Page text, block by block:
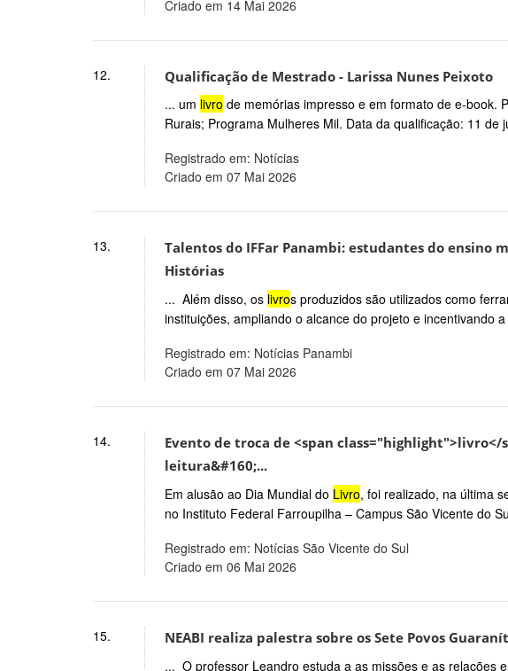
Criado em 14 Mai 2026
Qualificação de Mestrado - Larissa Nunes Peixoto
... um livro de memórias impresso e em formato de e-book.
Rurais; Programa Mulheres Mil. Data da qualificação: 11 de
Registrado em: Notícias
Criado em 07 Mai 2026
12.
Talentos do IFFar Panambi: estudantes do ensino
Histórias
... Além disso, os livros produzidos são utilizados como
instituições, ampliando o alcance do projeto e incentivando
Registrado em: Notícias Panambi
Criado em 07 Mai 2026
13.
Evento de troca de <span
leitura&#160;...
Em alusão ao Dia Mundial do Livro, foi realizado, na última
no Instituto Federal Farroupilha – Campus São Vicente do
Registrado em: Notícias São Vicente do Sul
Criado em 06 Mai 2026
14.
NEABI realiza palestra sobre os Sete Povos
... O professor Leandro estuda a as missões e as relações
15.